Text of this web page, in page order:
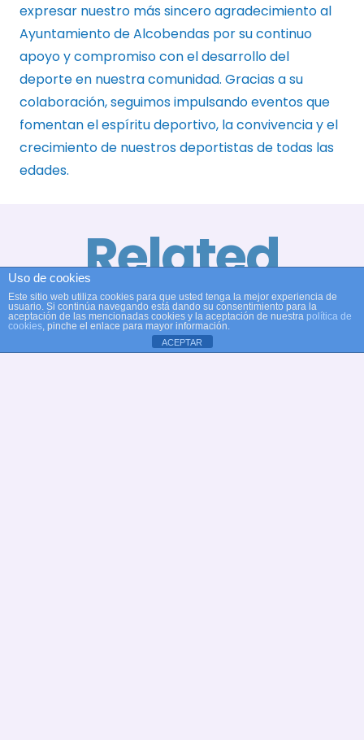
expresar nuestro más sincero agradecimiento al
Ayuntamiento de Alcobendas por su continuo
apoyo y compromiso con el desarrollo del
deporte en nuestra comunidad. Gracias a su
colaboración, seguimos impulsando eventos que
fomentan el espíritu deportivo, la convivencia y el
crecimiento de nuestros deportistas de todas las
edades.
Related
Posts
Gran
El Club
Natación
Uso de cookies
Este sitio web utiliza cookies para que usted tenga la mejor experiencia de
usuario. Si continúa navegando está dando su consentimiento para la
aceptación de las mencionadas cookies y la aceptación de nuestra política de
cookies, pinche el enlace para mayor información.
ACEPTAR